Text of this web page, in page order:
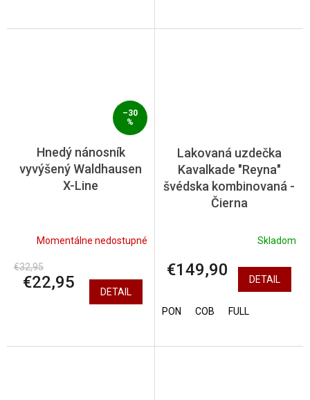
–30
%
Hnedý nánosník
vyvýšený Waldhausen
X-Line
Momentálne nedostupné
€32,95
€22,95 DETAIL
Lakovaná uzdečka
Kavalkade "Reyna"
švédska kombinovaná -
Čierna
Skladom
€149,90 DETAIL
PON COB FULL